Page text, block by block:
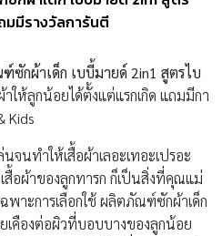
มมีรางวัลการันตี
ซักผ้าเด็ก เบบี้มายด์ 2in1 สูตรไบ
ให้ลูกน้อยได้ตั้งแต่แรกเกิด แถมมีกา
Kids
จนทำให้เสื้อผ้าเลอะเทอะเปรอะ
สื้อผ้าของลูกทารก ก็เป็นสิ่งที่คุณแม่
พาะการเลือกใช้ ผลิตภัณฑ์ซักผ้าเด็ก
ยเคืองต่อผิวที่บอบบางของลูกน้อย